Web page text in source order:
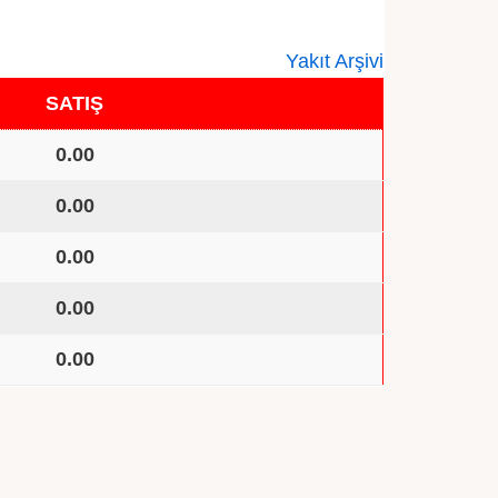
Yakıt Arşivi
SATIŞ
0.00
0.00
0.00
0.00
0.00